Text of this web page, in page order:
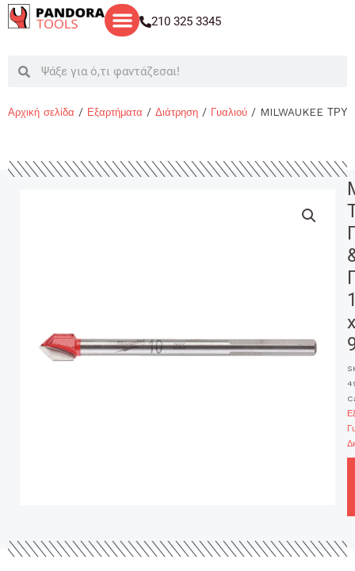
Μετάβαση
στο
210 325 3345
SearchSearch
Αρχική σελίδα / Εξαρτήματα / Διάτρηση / Γυαλιού / MILWAUKEE
x